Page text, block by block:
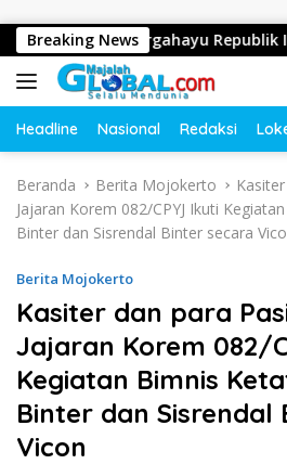
Breaking News
Dirgahayu Republik
Headline Nasional Redaksi
Beranda Berita Mojokerto
Jajaran Korem 082/CPYJ Ikuti
Binter dan Sisrendal Binter secara
Berita Mojokerto
Kasiter dan para
Jajaran Korem 082/
Kegiatan Bimnis
Binter dan Sisrendal
Vicon